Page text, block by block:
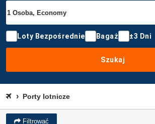
Loty Bezpośrednie Bagaż ±3 Dni
Szukaj
Porty lotnicze
Filtrować